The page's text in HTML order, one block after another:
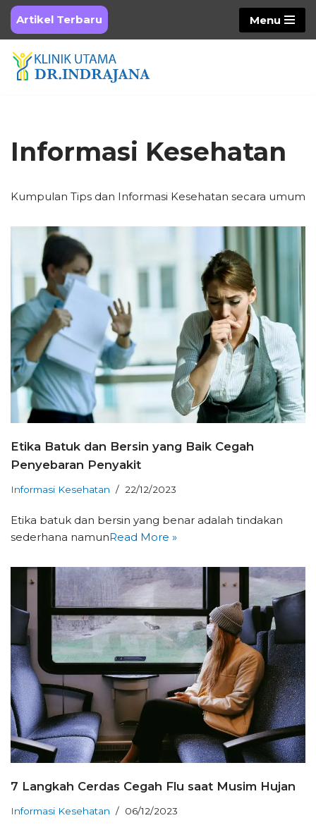
Skip
to
content
Artikel Terbaru Menu
Informasi Kesehatan
Kumpulan Tips dan Informasi Kesehatan secara umum
Etika Batuk dan Bersin yang Baik Cegah
Penyebaran Penyakit
Informasi Kesehatan 22/12/2023
Etika batuk dan bersin yang benar adalah tindakan
sederhana namunRead More »
7 Langkah Cerdas Cegah Flu saat Musim Hujan
Informasi Kesehatan 06/12/2023